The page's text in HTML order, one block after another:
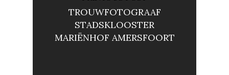
TROUWFOTOGRAAF
STADSKLOOSTER
MARIËNHOF AMERSFOORT